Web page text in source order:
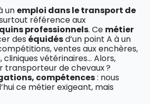
un emploi dans le transport de
référence aux
professionnels. Ce métier
des équidésd’un point A à un
ventes aux enchères,
vétérinaires… Alors,
transporteur de chevaux ?
compétences: nous
ce métier exigeant, mais